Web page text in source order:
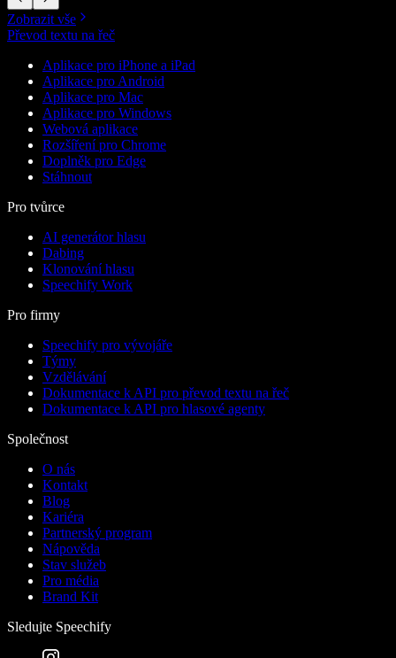
Zobrazit vše
Převod textu na řeč
Aplikace pro iPhone a iPad
Aplikace pro Android
Aplikace pro Mac
Aplikace pro Windows
Webová aplikace
Rozšíření pro Chrome
Doplněk pro Edge
Stáhnout
Pro tvůrce
AI generátor hlasu
Dabing
Klonování hlasu
Speechify Work
Pro firmy
Speechify pro vývojáře
Týmy
Vzdělávání
Dokumentace k API pro převod textu na řeč
Dokumentace k API pro hlasové agenty
Společnost
O nás
Kontakt
Blog
Kariéra
Partnerský program
Nápověda
Stav služeb
Pro média
Brand Kit
Sledujte Speechify